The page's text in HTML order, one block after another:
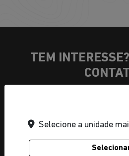
TEM
Selecione a unidade